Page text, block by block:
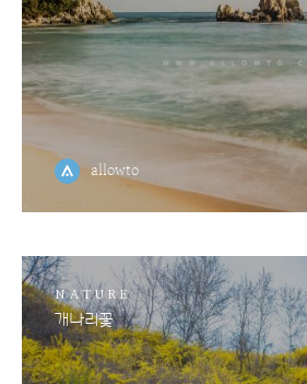
allowto
NATURE
개나리꽃